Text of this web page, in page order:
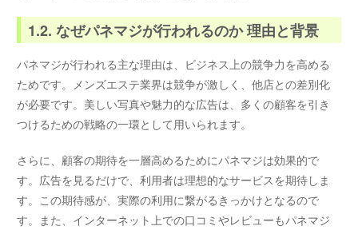
1.2. なぜパネマジが行われるのか 理由と背景
パネマジが行われる主な理由は、ビジネス上の競争力を高める
ためです。メンズエステ業界は競争が激しく、他店との差別化
が必要です。美しい写真や魅力的な広告は、多くの顧客を引き
つけるための戦略の一環として用いられます。
さらに、顧客の期待を一層高めるためにパネマジは効果的で
す。広告を見るだけで、利用者は理想的なサービスを期待しま
す。この期待感が、実際の利用に繋がるきっかけとなるので
す。また、インターネット上での口コミやレビューもパネマジ